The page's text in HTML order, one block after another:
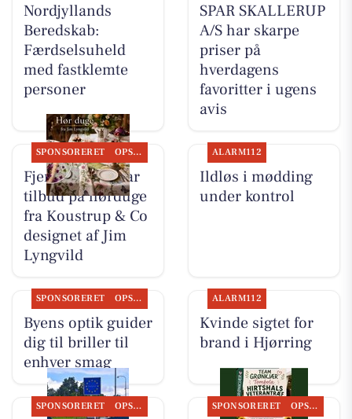
Nordjyllands
Beredskab:
Færdselsuheld
med fastklemte
personer
SPAR SKALLERUP
A/S har skarpe
priser på
hverdagens
favoritter i ugens
avis
SPONSORERET OPSLAGSTAVLEN
Fjerrenseriet har
tilbud på hørduge
fra Koustrup & Co
designet af Jim
Lyngvild
ALARM112
Ildløs i mødding
under kontrol
SPONSORERET OPSLAGSTAVLEN
Byens optik guider
dig til briller til
enhver smag
ALARM112
Kvinde sigtet for
brand i Hjørring
SPONSORERET OPSLAGSTAVLEN SPONSORERET OPSLAGSTAVLEN